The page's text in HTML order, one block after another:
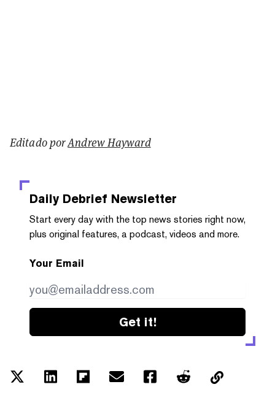
Editado porAndrew Hayward
Daily Debrief Newsletter
Start every day with the top news stories right now,
plus original features, a podcast, videos and more.
Your Email
Get it!